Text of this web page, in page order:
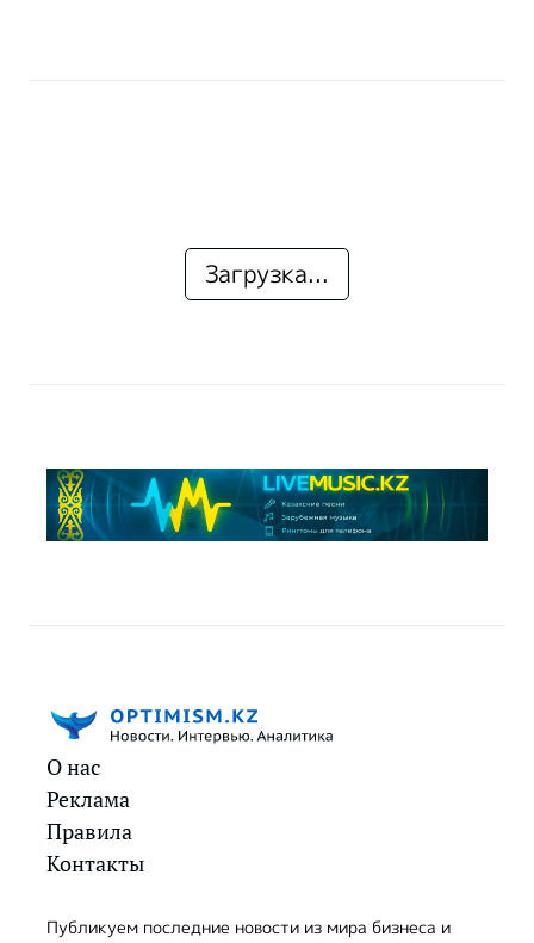
Загрузка...
О нас
Реклама
Правила
Контакты
Публикуем последние новости из мира бизнеса и